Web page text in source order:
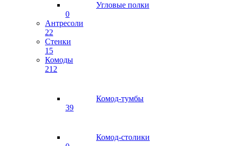
Угловые полки
0
Антресоли
22
Стенки
15
Комоды
212
Комод-тумбы
39
Комод-столики